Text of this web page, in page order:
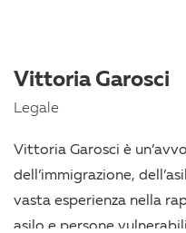
rappresentanza legale
persone vulnerabili.
giustizia e la tutela della
Vittoria Garosci
Legale
Vittoria Garosci è
dell’immigrazione,
vasta esperienza nella
asilo e persone